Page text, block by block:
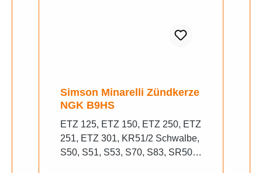
Simson Minarelli Zündkerze
NGK B9HS
ETZ 125, ETZ 150, ETZ 250, ETZ
251, ETZ 301, KR51/2 Schwalbe,
S50, S51, S53, S70, S83, SR50,